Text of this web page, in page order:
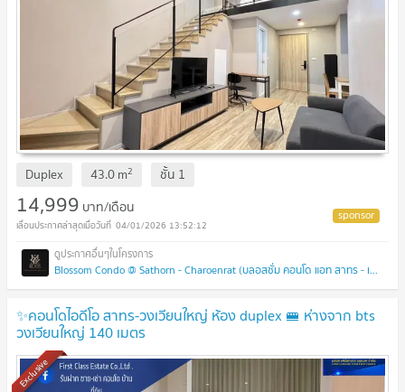
Duplex 43.0m2 ชั้น 1
14,999 บาท/เดือน
04/01/2026 13:52:12
Blossom Condo @ Sathorn - Charoenrat (บลอสซั่ม คอนโด แอท สาทร - เจริญราษฎร์)
✨คอนโดไอดีโอ สาทร-วงเวียนใหญ่ ห้อง duplex 🚝 ห่างจาก bts
วงเวียนใหญ่ 140 เมตร
Exclusive